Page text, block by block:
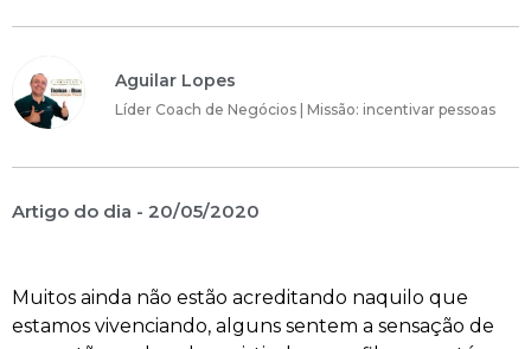
Aguilar Lopes
Líder Coach de Negócios | Missão: incentivar pessoas
Artigo do dia - 20/05/2020
Muitos ainda não estão acreditando naquilo que
estamos vivenciando, alguns sentem a sensação de